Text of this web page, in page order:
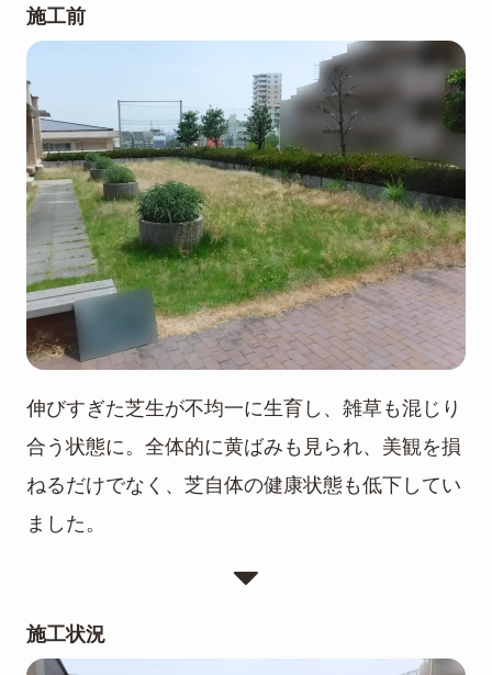
施工前
伸びすぎた芝生が不均一に生育し、雑草も混じり
合う状態に。全体的に黄ばみも見られ、美観を損
ねるだけでなく、芝自体の健康状態も低下してい
ました。
施工状況